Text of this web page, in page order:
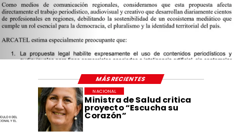
Ministra de Salud critica
proyecto “Escucha su
Corazón”
NACIONAL
MÁS RECIENTES